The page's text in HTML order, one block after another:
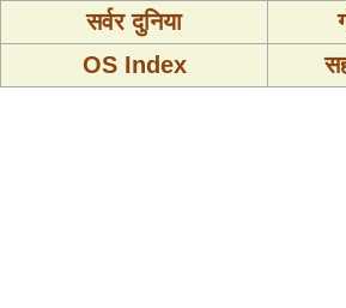
सर्वर दुनिया
OS Index